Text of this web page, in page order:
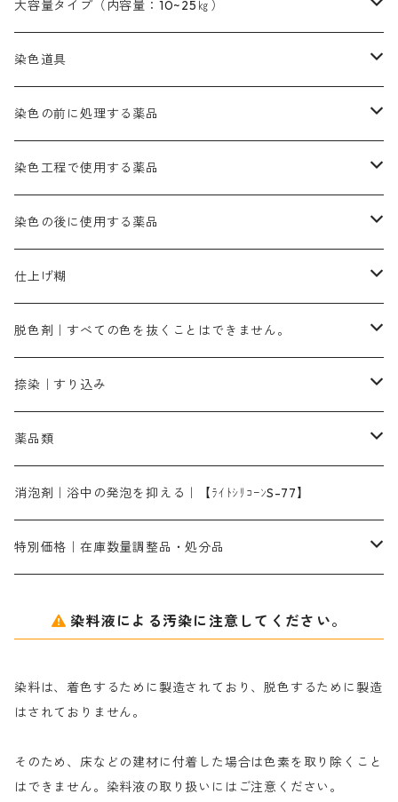
染料一覧ー100g入り
染料一覧ー500g入り
茶色系
灰色系
黒色系
1kg
灰色｜20g入りのみ公開
黒色
レットMG｜黄みの朱色
ピンクMB｜ピンク色
ローズMB｜鮮やかなピンク色）
青色系
ネビーブルーMB（定番の色合い）
ブルーMB（定番の色合い）
スカイブルーMG｜緑みの空色
ターキスブルーHNG｜緑みの空色
紫色系
バイオレットMFB
緑色系
ダークグリンMG（定番の色合い）
グリーンMB｜緑色
茶色系
ダークブロンMFB｜こげ茶色
ブロンHNR｜こげ茶色
黒色系
ブラックMK（赤みの黒色）
ブラックMG（青みの黒色）
白色系（定番の色合い）
ネオホワイトR
緑色｜在庫処分特価
茶色｜在庫処分特価
カッチ｜茶系
霧島産・晩秋茶｜黄金色（赤みの黄色）｜準備中
藍染
ぶどう糖
ハイドロサルファイトコンク
染色用途のハンカチ・バンダナ
45cm×45cm（ハンカチ）｜端の始末も綿糸｜タグなし
54cm×54cm（バンダナ）｜端の始末も綿糸｜タグなし
ローダミンB｜赤紫色｜マゼンダ色
アルカリ剤
ハイドロサルファイトコンク
酸性剤
54cm×54cm（バンダナ）｜端の始末も綿糸｜タグなし
大容量タイプ（内容量：10~25㎏）
芒硝｜綿の染色時の吸収促進剤
ソーダ灰｜アルカリ性のPH調整剤
硫酸第一鉄｜鉄媒染剤
染色道具
刷毛
摺込み刷毛（スリコミハケ）ー夏毛（硬いタイプ）
摺込み刷毛（スリコミハケ）ー冬毛（柔らかいタイプ）
片羽刷毛
ローケツ筆
ローケツ用筆｜1本～販売
ローケツ用筆ー10%off｜20本セットお取り寄せ品
洋型紙（9番手｜中薄口、10番手｜中厚口）
有償サンプル品｜約20cm×27cm
洋型紙9番手｜中薄口｜約54cm×110cm
張木｜入荷待ち
伸子
型洗いブラシ
染色の前に処理する薬品
精練剤｜汚れ落とし剤｜針状マルセル石鹸
糊落とし剤｜ソルベンCA
濃染処理剤｜ソルバックスPS－900
染色工程で使用する薬品
染料の吸収促進剤
酢酸｜絹・羊毛・ナイロンに使用する
芒硝｜綿・麻の染色に使用する。
染料のムラ染め抑制剤（均染剤）
アゾリン200％｜綿・麻・絹・羊毛・ナイロンの染色
レオニールEHC｜反応染料用
染料の浸透剤
ソルバライトS-70｜各種繊維の浸し染めに使用可能
染料の定着向上剤
ライトフィックスAコンク｜綿・麻もしくは直接染料で染めた素材
シルクフィックス３A｜絹の染料定着向上剤
アルカリ剤｜反応染料用
ソーダ灰
染料溶解剤
セレナゾールPDN｜各種染料の染料溶解剤
染色の後に使用する薬品
ソーピング剤｜未定着の染料を除去すること
ネオポールB－300｜反応染料のソーピング剤
仕上げ剤｜柔軟・平滑剤
白場汚染防止剤
仕上げ糊
カルボキシメチルセルロース（CMC）
海藻系
たんぱく質系
化学糊（PVA）
防腐剤｜アルカリ性
脱色剤｜すべての色を抜くことはできません。
脱色剤
全体脱色｜ハイドロサルファイトコンク
部分脱色｜デグロリンSコンク
脱色助剤｜浸透・複色抑制剤
メイプロガムNP｜にじみ防止剤
アミラヂンD｜浸透・複色抑制剤
捺染｜すり込み
染料溶解剤｜染料の均一な浸透・吸着を補助する
捺染糊
メイプロガムNP（綿・麻・絹用｜直接・酸性・含金染料用）
白場汚染防止剤｜ソーピング剤｜水洗する際の再汚染防止剤
薬品類
ア行
カ行
ナ行
ハ行
消泡剤｜浴中の発泡を抑える｜【ﾗｲﾄｼﾘｺｰﾝS-77】
特別価格｜在庫数量調整品・処分品
粉末顔料
綿・麻を染める染料
染料液による汚染に注意してください。
染料は、着色するために製造されており、脱色するために製造
はされておりません。
そのため、床などの建材に付着した場合は色素を取り除くこと
はできません。染料液の取り扱いにはご注意ください。